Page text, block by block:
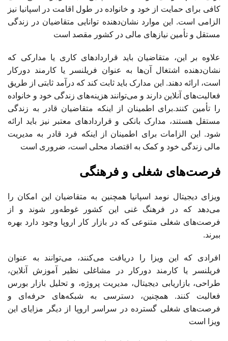
کافی برای حمایت از خود و خانواده در طول اقامت در اسپانیا نیز
الزامی است. این موارد نشان‌دهنده توانایی متقاضیان در زندگی
مستقل و تأمین نیازهای مالی در کشور مقصد است
علاوه بر این، متقاضیان باید قراردادهای کاری یا مدارکی که
نشان‌دهنده اشتغال آن‌ها به عنوان فریلنسر یا کارمند دورکار
است، ارائه دهند. این مدارک باید ثابت کند که درآمد ثابتی از طریق
فعالیت‌های آنلاین دارند و می‌توانند هزینه‌های زندگی خود و خانواده
را تأمین کنند.برای اطمینان از اینکه متقاضیان قادر به زندگی
مستقل هستند، مدارک بانکی و قراردادهای معتبر نیز باید ارائه
شود. این الزامات برای اطمینان از اینکه فرد قادر به مدیریت
مالی زندگی خود و کمک به اقتصاد محلی است، ضروری است
فرصت‌های شغلی و فرهنگی
ویزای دیجیتال نومد اسپانیا همچنین به متقاضیان این امکان را
می‌دهد که در فرهنگ غنی این کشور غوطه‌ور شوند و از
فرصت‌های شغلی متنوعی که در بازار کار اروپا وجود دارد بهره
ببرند.
افرادی که این ویزا را دریافت می‌کنند، می‌توانند به عنوان
فریلنسر یا کارمند دورکار در مشاغلی نظیر آموزش آنلاین،
طراحی، بازاریابی دیجیتال، مدیریت پروژه، و تحلیل بازار بورس
فعالیت کنند. همچنین، دسترسی به شبکه‌های حرفه‌ای و
فرصت‌های شغلی گسترده در سراسر اروپا از دیگر مزایای این
ویزا است